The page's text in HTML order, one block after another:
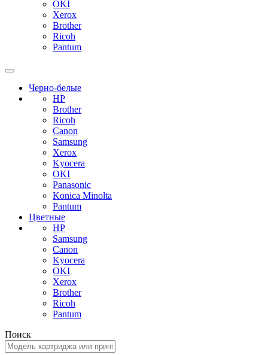
OKI
Xerox
Brother
Ricoh
Pantum
Черно-белые
HP
Brother
Ricoh
Canon
Samsung
Xerox
Kyocera
OKI
Panasonic
Konica Minolta
Pantum
Цветные
HP
Samsung
Canon
Kyocera
OKI
Xerox
Brother
Ricoh
Pantum
Поиск